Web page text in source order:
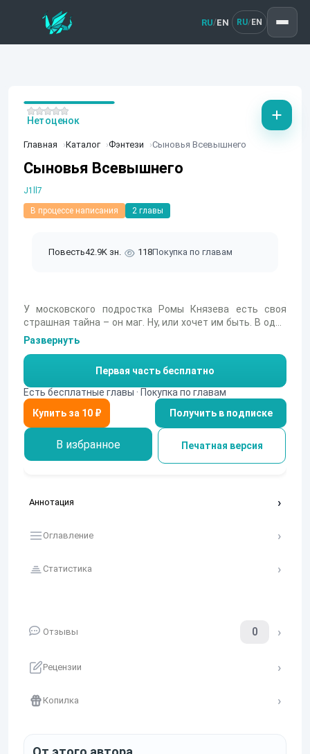
RU/EN RU/ EN
Главная Каталог Фэнтези Сыновья Всевышнего
Сыновья Всевышнего
J1ll7
В процессе написания 2 главы
Повесть42.9K зн. 118Покупка по главам
Нет оценок
У московского подростка Ромы Князева есть своя
страшная тайна – он маг. Ну, или хочет им быть. В один
прекрасный день он встречает Наставника и
ввязывается в охоту за загадочным магическим
артефактом. Таинственный диск оказывается Картой,
которая помогает ему найти Ключ и даёт возможность
обрести знание о себе, о мире и смысле жизни.
Развернуть
Первая часть бесплатно
Есть бесплатные главы · Покупка по главам
Получить в подписке
В избранное Печатная версия
Аннотация
Оглавление
Статистика
Отзывы 0
Рецензии
Копилка